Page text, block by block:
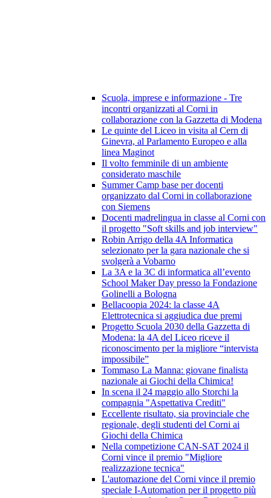
Scuola, imprese e informazione - Tre
incontri organizzati al Corni in
collaborazione con la Gazzetta di Modena
Le quinte del Liceo in visita al Cern di
Ginevra, al Parlamento Europeo e alla
linea Maginot
Il volto femminile di un ambiente
considerato maschile
Summer Camp base per docenti
organizzato dal Corni in collaborazione
con Siemens
Docenti madrelingua in classe al Corni con
il progetto "Soft skills and job interview"
Robin Arrigo della 4A Informatica
selezionato per la gara nazionale che si
svolgerà a Vobarno
La 3A e la 3C di informatica all’evento
School Maker Day presso la Fondazione
Golinelli a Bologna
Bellacoopia 2024: la classe 4A
Elettrotecnica si aggiudica due premi
Progetto Scuola 2030 della Gazzetta di
Modena: la 4A del Liceo riceve il
riconoscimento per la migliore “intervista
impossibile”
Tommaso La Manna: giovane finalista
nazionale ai Giochi della Chimica!
In scena il 24 maggio allo Storchi la
compagnia "Aspettativa Crediti"
Eccellente risultato, sia provinciale che
regionale, degli studenti del Corni ai
Giochi della Chimica
Nella competizione CAN-SAT 2024 il
Corni vince il premio "Migliore
realizzazione tecnica"
L'automazione del Corni vince il premio
speciale I-Automation per il progetto più